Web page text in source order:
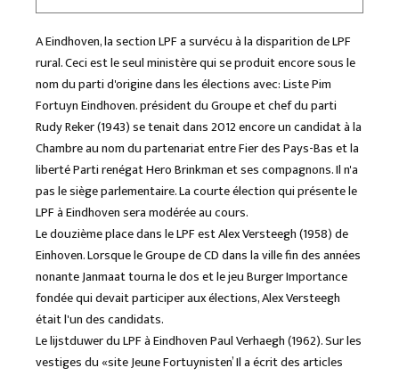
A Eindhoven, la section LPF a survécu à la disparition de LPF
rural. Ceci est le seul ministère qui se produit encore sous le
nom du parti d'origine dans les élections avec: Liste Pim
Fortuyn Eindhoven. président du Groupe et chef du parti
Rudy Reker (1943) se tenait dans 2012 encore un candidat à la
Chambre au nom du partenariat entre Fier des Pays-Bas et la
liberté Parti renégat Hero Brinkman et ses compagnons. Il n'a
pas le siège parlementaire. La courte élection qui présente le
LPF à Eindhoven sera modérée au cours.
Le douzième place dans le LPF est Alex Versteegh (1958) de
Einhoven. Lorsque le Groupe de CD dans la ville fin des années
nonante Janmaat tourna le dos et le jeu Burger Importance
fondée qui devait participer aux élections, Alex Versteegh
était l'un des candidats.
Le lijstduwer du LPF à Eindhoven Paul Verhaegh (1962). Sur les
vestiges du «site Jeune Fortuynisten’ Il a écrit des articles